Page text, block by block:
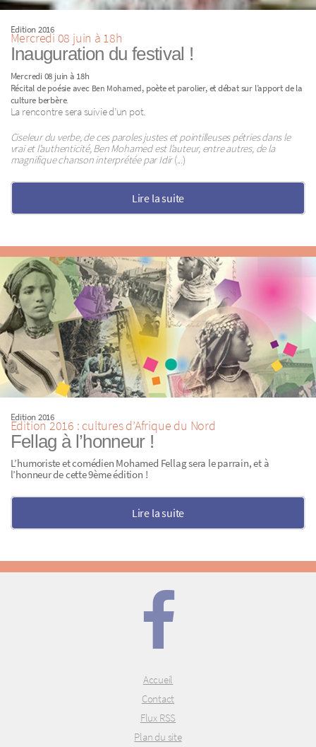
Edition 2016
Mercredi 08 juin à 18h
Inauguration du festival !
Mercredi 08 juin à 18h
Récital de poésie avec Ben Mohamed, poète et parolier, et débat sur l’apport de la
culture berbère.
La rencontre sera suivie d’un pot.
Ciseleur du verbe, de ces paroles justes et pointilleuses pétries dans le
vrai et l’authenticité, Ben Mohamed est l’auteur, entre autres, de la
magnifique chanson interprétée par Idir(...)
Lire la suite
Edition 2016
Edition 2016 : cultures d’Afrique du Nord
Fellag à l’honneur !
L’humoriste et comédien Mohamed Fellag sera le parrain, et à
l’honneur de cette 9ème édition !
Lire la suite
Accueil
Contact
Flux RSS
Plan du site